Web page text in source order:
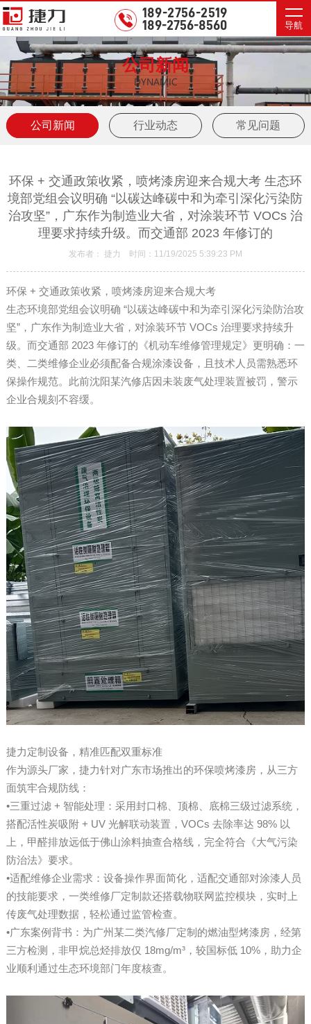
189-2756-2519
189-2756-8560
导航
公司新闻
DYNAMIC
公司新闻 行业动态 常见问题
环保 + 交通政策收紧，喷烤漆房迎来合规大考 生态环
境部党组会议明确 “以碳达峰碳中和为牵引深化污染防
治攻坚”，广东作为制造业大省，对涂装环节 VOCs 治
理要求持续升级。而交通部 2023 年修订的
发布者： 捷力 时间：11/19/2025 5:39:23 PM
环保 + 交通政策收紧，喷烤漆房迎来合规大考
生态环境部党组会议明确 “以碳达峰碳中和为牵引深化污染防治攻
坚”，广东作为制造业大省，对涂装环节 VOCs 治理要求持续升
级。而交通部 2023 年修订的《机动车维修管理规定》更明确：一
类、二类维修企业必须配备合规涂漆设备，且技术人员需熟悉环
保操作规范。此前沈阳某汽修店因未装废气处理装置被罚，警示
企业合规刻不容缓。
捷力定制设备，精准匹配双重标准
作为源头厂家，捷力针对广东市场推出的环保喷烤漆房，从三方
面筑牢合规防线：
•三重过滤 + 智能处理：采用封口棉、顶棉、底棉三级过滤系统，
搭配活性炭吸附 + UV 光解联动装置，VOCs 去除率达 98% 以
上，甲醛排放远低于佛山涂料抽查合格线，完全符合《大气污染
防治法》要求。
•适配维修企业需求：设备操作界面简化，适配交通部对涂漆人员
的技能要求，一类维修厂定制款还搭载物联网监控模块，实时上
传废气处理数据，轻松通过监管检查。
•广东案例背书：为广州某二类汽修厂定制的燃油型烤漆房，经第
三方检测，非甲烷总烃排放仅 18mg/m³，较国标低 10%，助力企
业顺利通过生态环境部门年度核查。